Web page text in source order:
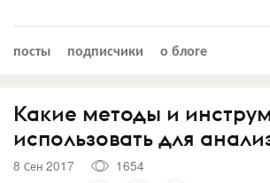
посты подписчики о блоге
Какие методы и
использовать для
8 Сен 2017
1654